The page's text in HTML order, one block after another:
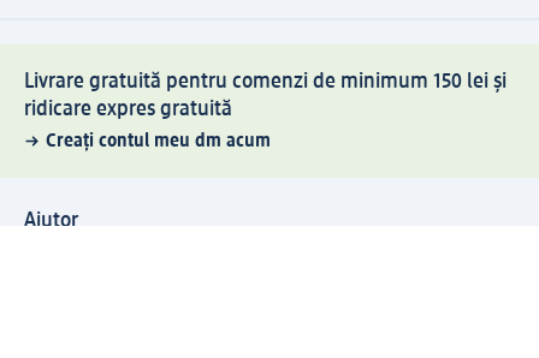
Livrare gratuită pentru comenzi de minimum 150 lei și
ridicare expres gratuită
Creați contul meu dm acum
Ajutor